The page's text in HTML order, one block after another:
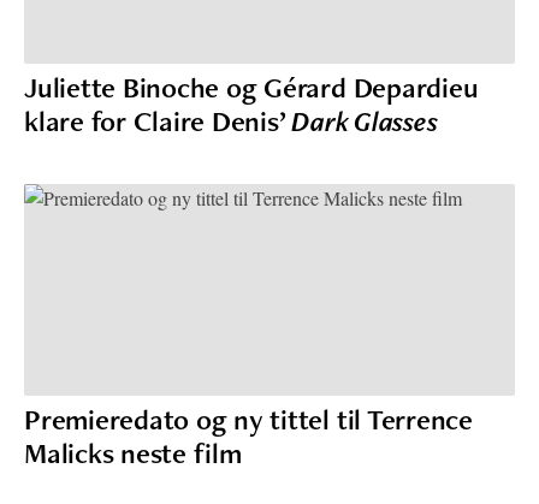
Juliette Binoche og Gérard Depardieu
klare for Claire Denis’Dark Glasses
Premieredato og ny tittel til Terrence
Malicks neste film